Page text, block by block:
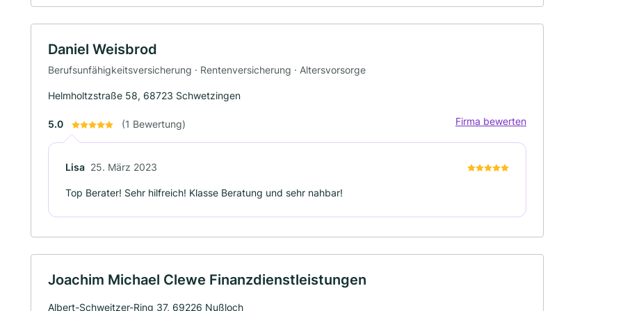
Daniel Weisbrod
Berufsunfähigkeitsversicherung · Rentenversicherung · Altersvorsorge
Helmholtzstraße 58, 68723 Schwetzingen
5.0 (1 Bewertung) Firma bewerten
Lisa 25. März 2023
Top Berater! Sehr hilfreich! Klasse Beratung und sehr nahbar!
Joachim Michael Clewe Finanzdienstleistungen
Albert-Schweitzer-Ring 37, 69226 Nußloch